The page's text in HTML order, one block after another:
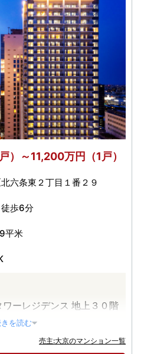
）～11,200万円（1戸）
六条東２丁目１番２９
歩6分
平米
ーレジデンス 地上３０階
宅・都市公園・商業施設・
を読む
売主:大京のマンション一覧